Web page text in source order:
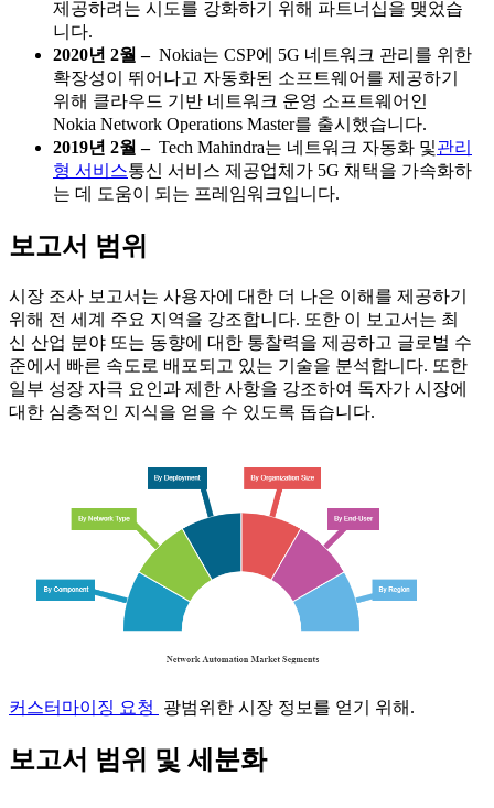
제공하려는 시도를 강화하기 위해 파트너십을 맺었습
니다.
2020년 2월 – Nokia는 CSP에 5G 네트워크 관리를 위한
확장성이 뛰어나고 자동화된 소프트웨어를 제공하기
위해 클라우드 기반 네트워크 운영 소프트웨어인
Nokia Network Operations Master를 출시했습니다.
2019년 2월 – Tech Mahindra는 네트워크 자동화 및관리
형 서비스통신 서비스 제공업체가 5G 채택을 가속화하
는 데 도움이 되는 프레임워크입니다.
보고서 범위
시장 조사 보고서는 사용자에 대한 더 나은 이해를 제공하기
위해 전 세계 주요 지역을 강조합니다. 또한 이 보고서는 최
신 산업 분야 또는 동향에 대한 통찰력을 제공하고 글로벌 수
준에서 빠른 속도로 배포되고 있는 기술을 분석합니다. 또한
일부 성장 자극 요인과 제한 사항을 강조하여 독자가 시장에
대한 심층적인 지식을 얻을 수 있도록 돕습니다.
커스터마이징 요청 광범위한 시장 정보를 얻기 위해.
보고서 범위 및 세분화